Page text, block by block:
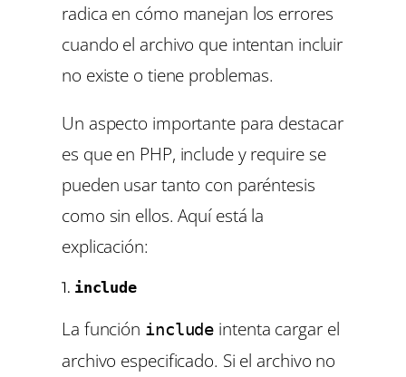
radica en cómo manejan los errores
cuando el archivo que intentan incluir
no existe o tiene problemas.
Un aspecto importante para destacar
es que en PHP, include y require se
pueden usar tanto con paréntesis
como sin ellos. Aquí está la
explicación:
1. include
La función include intenta cargar el
archivo especificado. Si el archivo no